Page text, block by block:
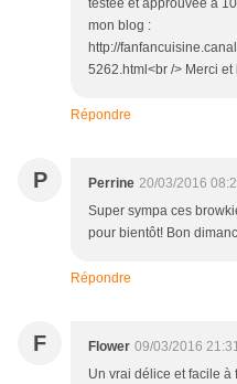
testée et approuvée à
mon blog :
http://
5262.html<br /> Merci
Répondre
P Perrine 20/03/2016
Super sympa ces
pour bientôt! Bon
Répondre
F Flower 09/03/2016
Un vrai délice et facile à